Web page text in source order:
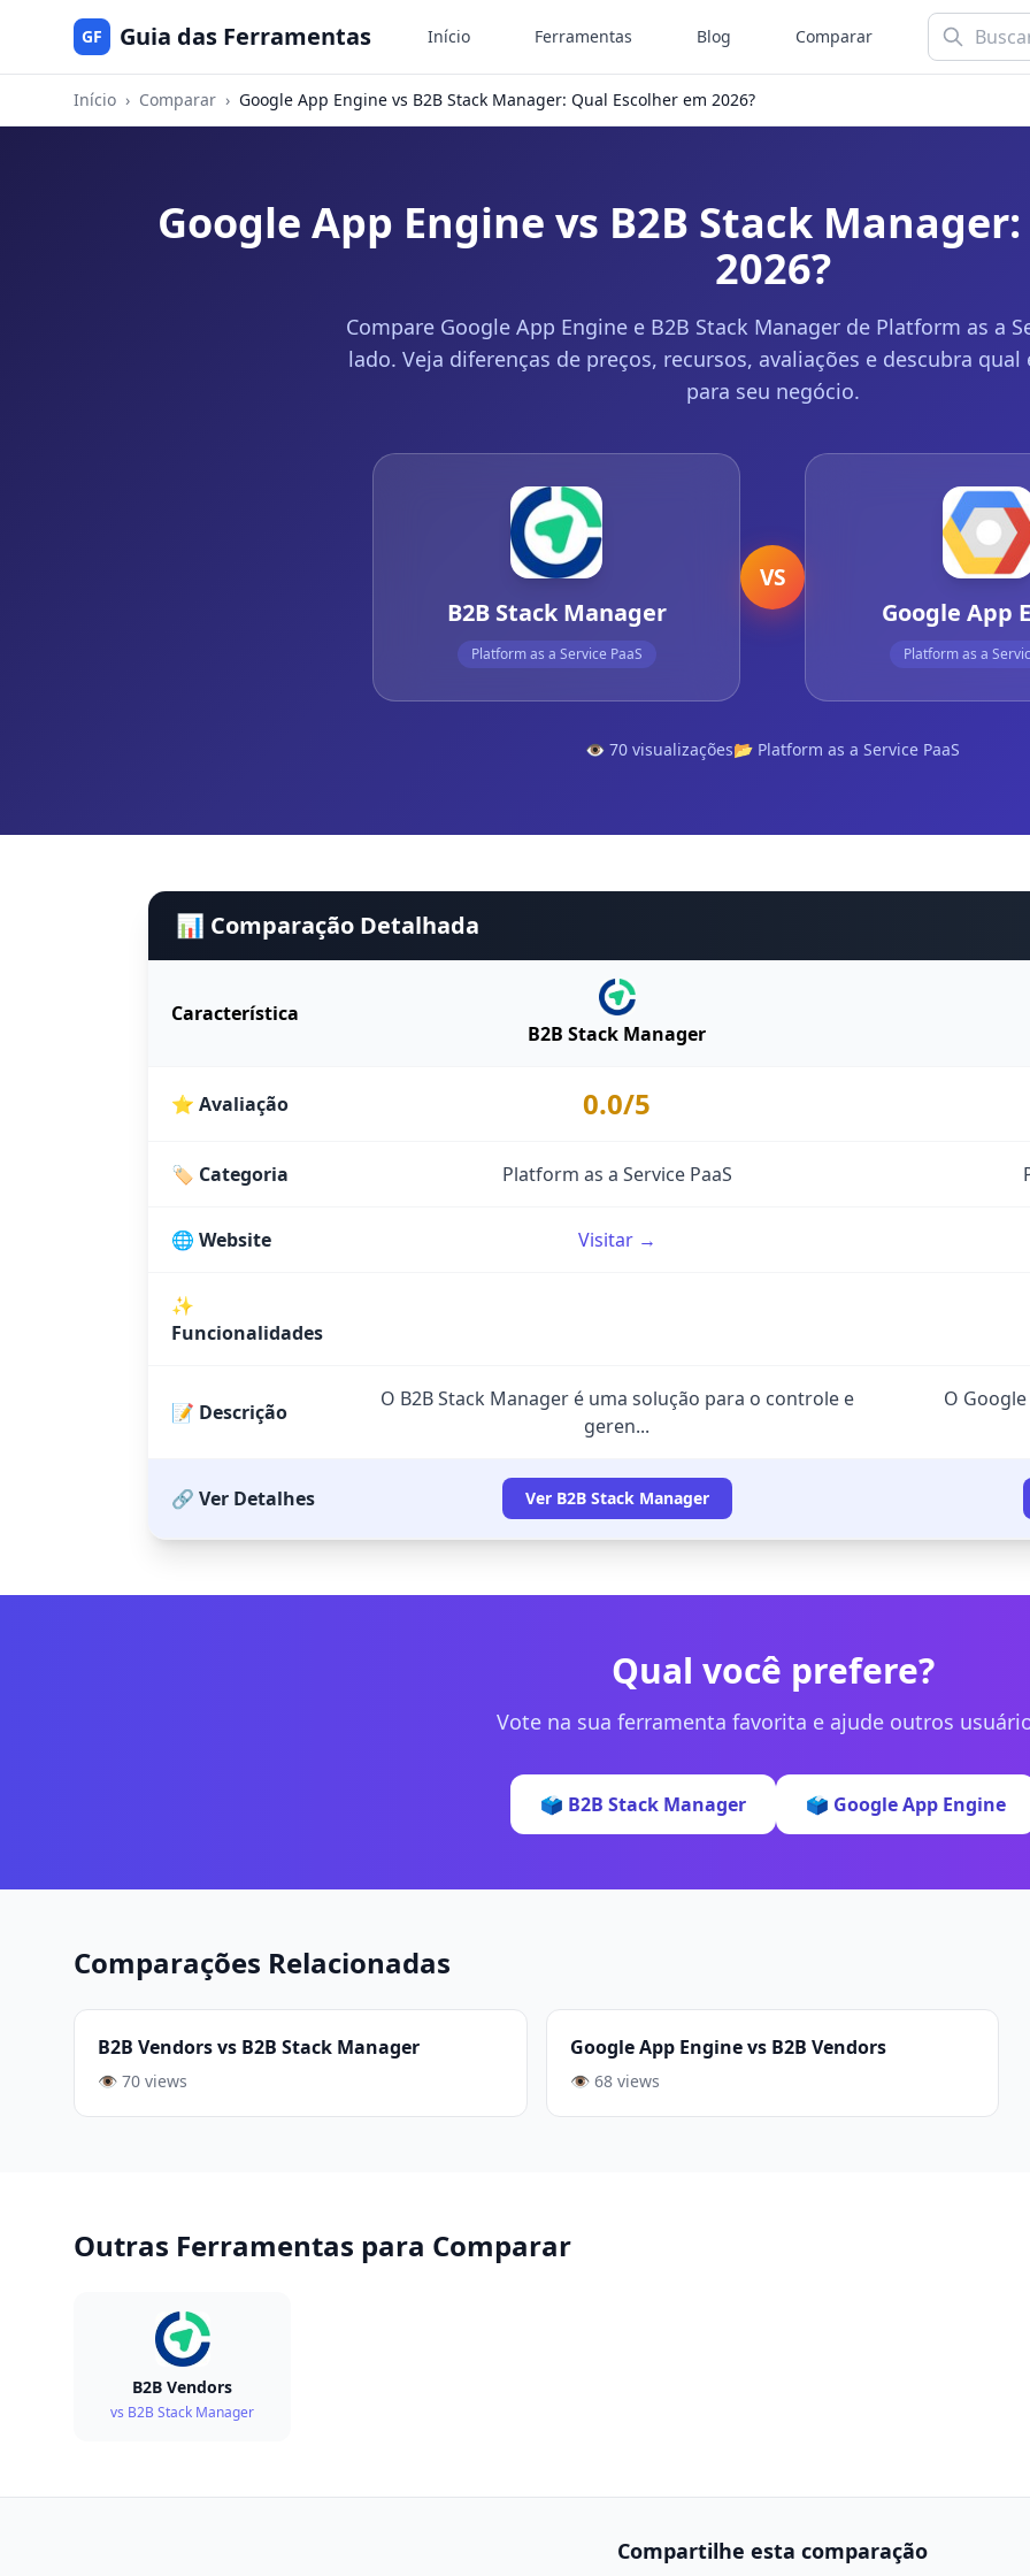
GF Guia das Ferramentas Início Ferramentas Blog Comparar
Início › Comparar › Google App Engine vs B2B Stack Manager: Qual Escolher em 2026?
Google App Engine vs B2B Stack
2026?
Compare Google App Engine e B2B Stack Manager de Platform as a
lado. Veja diferenças de preços, recursos, avaliações e descubra
para seu negócio.
B2B Stack Manager
Platform as a Service PaaS
VS
Google App
Platform as a
👁️ 70 visualizações📂 Platform as a Service PaaS
📊 Comparação Detalhada
Característica
B2B Stack Manager
⭐ Avaliação 0.0/5
🏷️ Categoria Platform as a Service PaaS
🌐 Website Visitar →
✨
Funcionalidades
📝 Descrição
O B2B Stack Manager é uma solução para o controle e
geren...
O
🔗 Ver Detalhes Ver B2B Stack Manager
Qual você prefere?
Vote na sua ferramenta favorita e ajude outros
🗳️ B2B Stack Manager 🗳️ Google App Engine
Comparações Relacionadas
B2B Vendors vs B2B Stack Manager
👁️ 70 views
Google App Engine vs B2B Vendors
👁️ 68 views
Outras Ferramentas para Comparar
B2B Vendors
vs B2B Stack Manager
Compartilhe esta comparação